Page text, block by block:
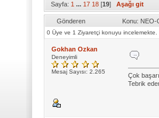
Sayfa: 1 ... 17 18 [19] Aşağı git
Gönderen Konu: NEO-
0 Üye ve 1 Ziyaretçi konuyu incelemekte.
Gokhan Ozkan
Deneyimli
Mesaj Sayısı: 2.265
Çok
Tebrik